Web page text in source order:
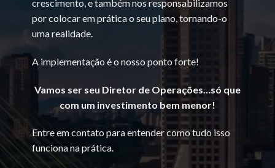
crescimento, e também nos responsabilizamos
por colocar em prática o seu plano, tornando-o
uma realidade.
A implementação é o nosso ponto forte!
Vamos ser seu Diretor de Operações…só que
com um investimento bem menor!
Entre em contato para entender como tudo isso
funciona na prática.